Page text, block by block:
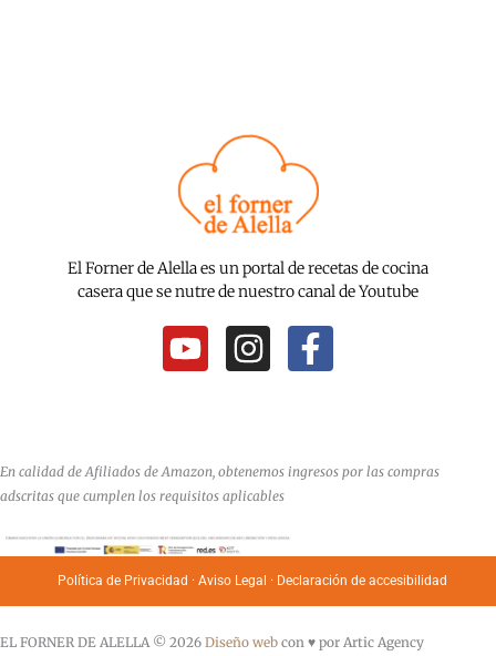
El Forner de Alella es un portal de recetas de cocina
casera que se nutre de nuestro canal de Youtube
Y
o
u
b
e
I
n
a
g
r
a
m
F
a
b
k
-
f
En calidad de Afiliados de Amazon, obtenemos ingresos por las compras
adscritas que cumplen los requisitos aplicables
Política de Privacidad · Aviso Legal · Declaración de accesibilidad
EL FORNER DE ALELLA © 2026 Diseño web con ♥️ por Artic Agency